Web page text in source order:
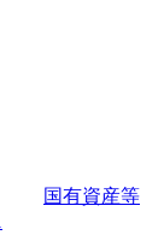
国有資産等